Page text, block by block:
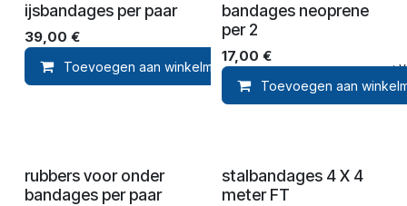
ijsbandages per paar
39,00 €
Toevoegen aan winkelmandje Toevoegen aan
bandages neoprene
per 2
17,00 €
Toevoegen aan
rubbers voor onder
bandages per paar
stalbandages 4 X 4
meter FT